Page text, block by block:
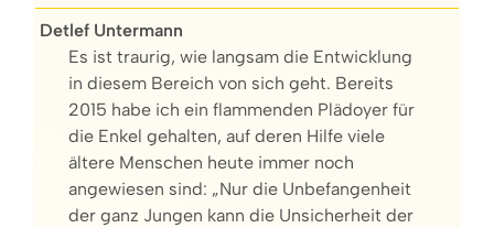
Detlef Untermann
Es ist traurig, wie langsam die Entwicklung
in diesem Bereich von sich geht. Bereits
2015 habe ich ein flammenden Plädoyer für
die Enkel gehalten, auf deren Hilfe viele
ältere Menschen heute immer noch
angewiesen sind: „Nur die Unbefangenheit
der ganz Jungen kann die Unsicherheit der